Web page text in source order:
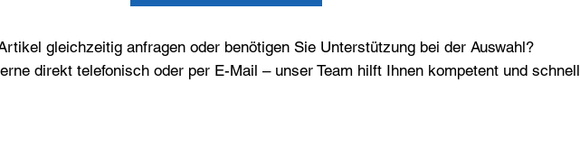
gleichzeitig anfragen oder benötigen Sie Unterstützung bei der Auswahl?
direkt telefonisch oder per E-Mail – unser Team hilft Ihnen kompetent und schnell